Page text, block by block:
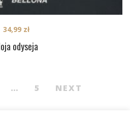
odyseja
34,99 zł
… 5 NEXT